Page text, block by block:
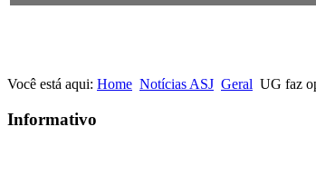
Você está aqui: Home Notícias ASJ Geral UG faz
Informativo